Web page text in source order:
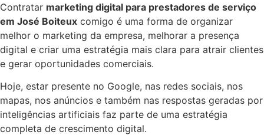
Contratar marketing digital para prestadores de serviço
em José Boiteux comigo é uma forma de organizar
melhor o marketing da empresa, melhorar a presença
digital e criar uma estratégia mais clara para atrair clientes
e gerar oportunidades comerciais.
Hoje, estar presente no Google, nas redes sociais, nos
mapas, nos anúncios e também nas respostas geradas por
inteligências artificiais faz parte de uma estratégia
completa de crescimento digital.